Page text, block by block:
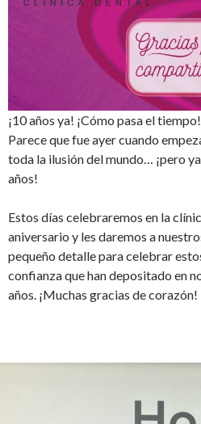
¡10 años ya! ¡Cómo pasa el tiempo!
Parece que fue ayer cuando
toda la ilusión del mundo… ¡pero
años!
Estos días celebraremos en la
aniversario y les daremos a
pequeño detalle para celebrar
confianza que han depositado en
años. ¡Muchas gracias de corazón!